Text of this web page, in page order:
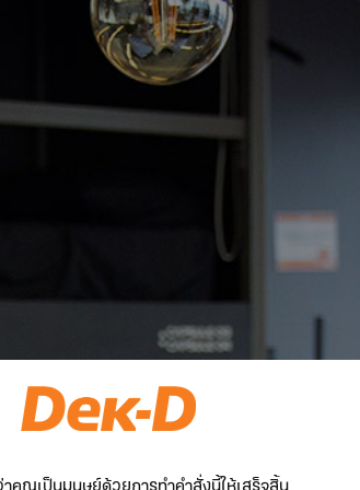
คุณเป็นมนุษย์ด้วยการทำคำสั่งนี้ให้เสร็จสิ้น